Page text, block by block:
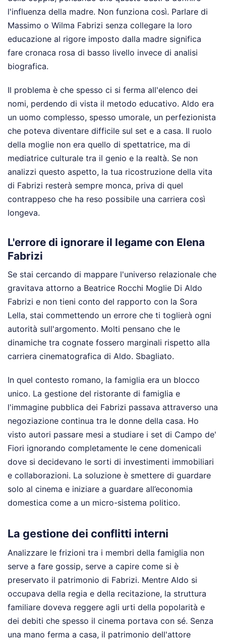
l'influenza della madre. Non funziona così. Parlare di
Massimo o Wilma Fabrizi senza collegare la loro
educazione al rigore imposto dalla madre significa
fare cronaca rosa di basso livello invece di analisi
biografica.
Il problema è che spesso ci si ferma all'elenco dei
nomi, perdendo di vista il metodo educativo. Aldo era
un uomo complesso, spesso umorale, un perfezionista
che poteva diventare difficile sul set e a casa. Il ruolo
della moglie non era quello di spettatrice, ma di
mediatrice culturale tra il genio e la realtà. Se non
analizzi questo aspetto, la tua ricostruzione della vita
di Fabrizi resterà sempre monca, priva di quel
contrappeso che ha reso possibile una carriera così
longeva.
L'errore di ignorare il legame con Elena
Fabrizi
Se stai cercando di mappare l'universo relazionale che
gravitava attorno a Beatrice Rocchi Moglie Di Aldo
Fabrizi e non tieni conto del rapporto con la Sora
Lella, stai commettendo un errore che ti toglierà ogni
autorità sull'argomento. Molti pensano che le
dinamiche tra cognate fossero marginali rispetto alla
carriera cinematografica di Aldo. Sbagliato.
In quel contesto romano, la famiglia era un blocco
unico. La gestione del ristorante di famiglia e
l'immagine pubblica dei Fabrizi passava attraverso una
negoziazione continua tra le donne della casa. Ho
visto autori passare mesi a studiare i set di Campo de'
Fiori ignorando completamente le cene domenicali
dove si decidevano le sorti di investimenti immobiliari
e collaborazioni. La soluzione è smettere di guardare
solo al cinema e iniziare a guardare all’economia
domestica come a un micro-sistema politico.
La gestione dei conflitti interni
Analizzare le frizioni tra i membri della famiglia non
serve a fare gossip, serve a capire come si è
preservato il patrimonio di Fabrizi. Mentre Aldo si
occupava della regia e della recitazione, la struttura
familiare doveva reggere agli urti della popolarità e
dei debiti che spesso il cinema portava con sé. Senza
una mano ferma a casa, il patrimonio dell'attore